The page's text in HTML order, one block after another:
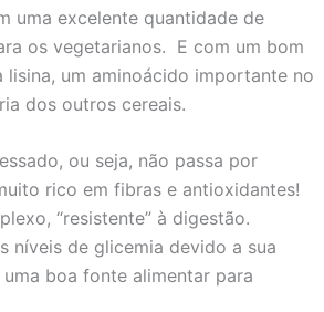
uma excelente quantidade de
os vegetarianos. E com um bom
um aminoácido importante no
dos outros cereais.
ou seja, não passa por
rico em fibras e antioxidantes!
“resistente” à digestão.
níveis de glicemia devido a sua
boa fonte alimentar para